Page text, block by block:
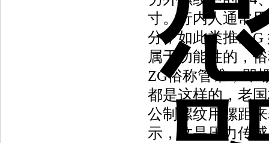
寸。行内人通常
分，如此类推。G
属于功能性的，
ZG俗称管锥，即
都是这样的，老
公制螺纹用螺距
示，这是压力传